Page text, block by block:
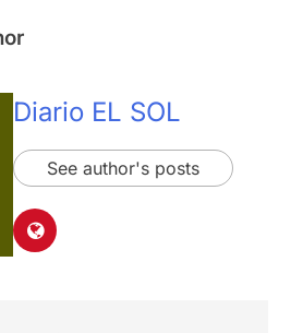
Diario EL SOL
See author's posts